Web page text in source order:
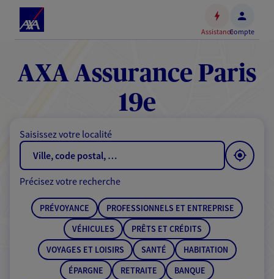
Accéder
contenu
principal
Accéder
au
de
AssistanceCompte
AXA Assurance Paris
19e
Saisissez votre localité
Précisez votre recherche
PRÉVOYANCE
PROFESSIONNELS ET ENTREPRISE
VÉHICULES
PRÊTS ET CRÉDITS
VOYAGES ET LOISIRS
SANTÉ
HABITATION
ÉPARGNE
RETRAITE BANQUE